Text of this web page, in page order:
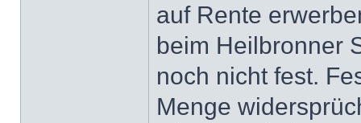
auf Rente
beim Heilbronner
noch nicht fest.
Menge